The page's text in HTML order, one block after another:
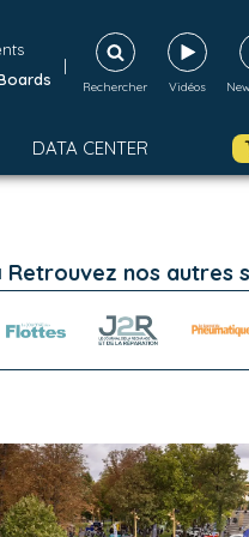
|
Rechercher Vidéos
DATA CENTER
Retrouvez nos autres